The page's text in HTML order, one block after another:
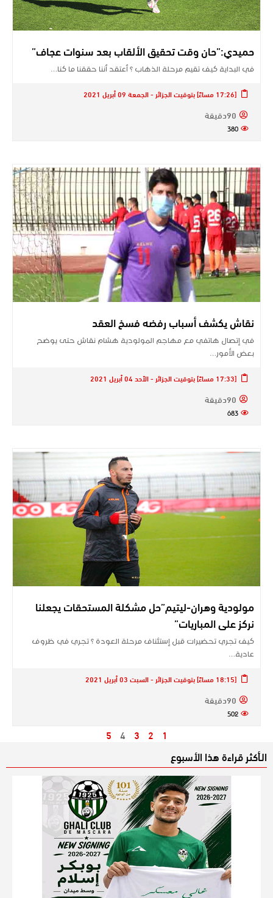
حميدي:”حان وقت تحقيق الألقاب بعد سنوات عجاف”
في البداية كيف تقيم مرحلة الذهاب ؟ أعتقد أننا حققنا ما كنا…
[17:26 مساءً] بتوقيت الجزائر - الجمعة 09 أبريل 2021
90دقيقة
380
نقاش يكشف أسباب رفضه فسخ العقد
في إتصال هاتفي مع مهاجم المولودية هشام نقاش حتى يوضح
بعض الأمور…
[17:33 مساءً] بتوقيت الجزائر - الأحد 04 أبريل 2021
90دقيقة
683
مولودية وهران-ليتيم”حل مشكلة المستحقات يجعلنا
نركز على المباريات”
كيف تجري تحضيرات قبل إستئناف مرحلة العودة ؟ تجري في ظروف
عادية…
[18:15 مساءً] بتوقيت الجزائر - السبت 03 أبريل 2021
90دقيقة
502
1
2
3
4
5
الـأكثر قراءة هذا الأسبوع